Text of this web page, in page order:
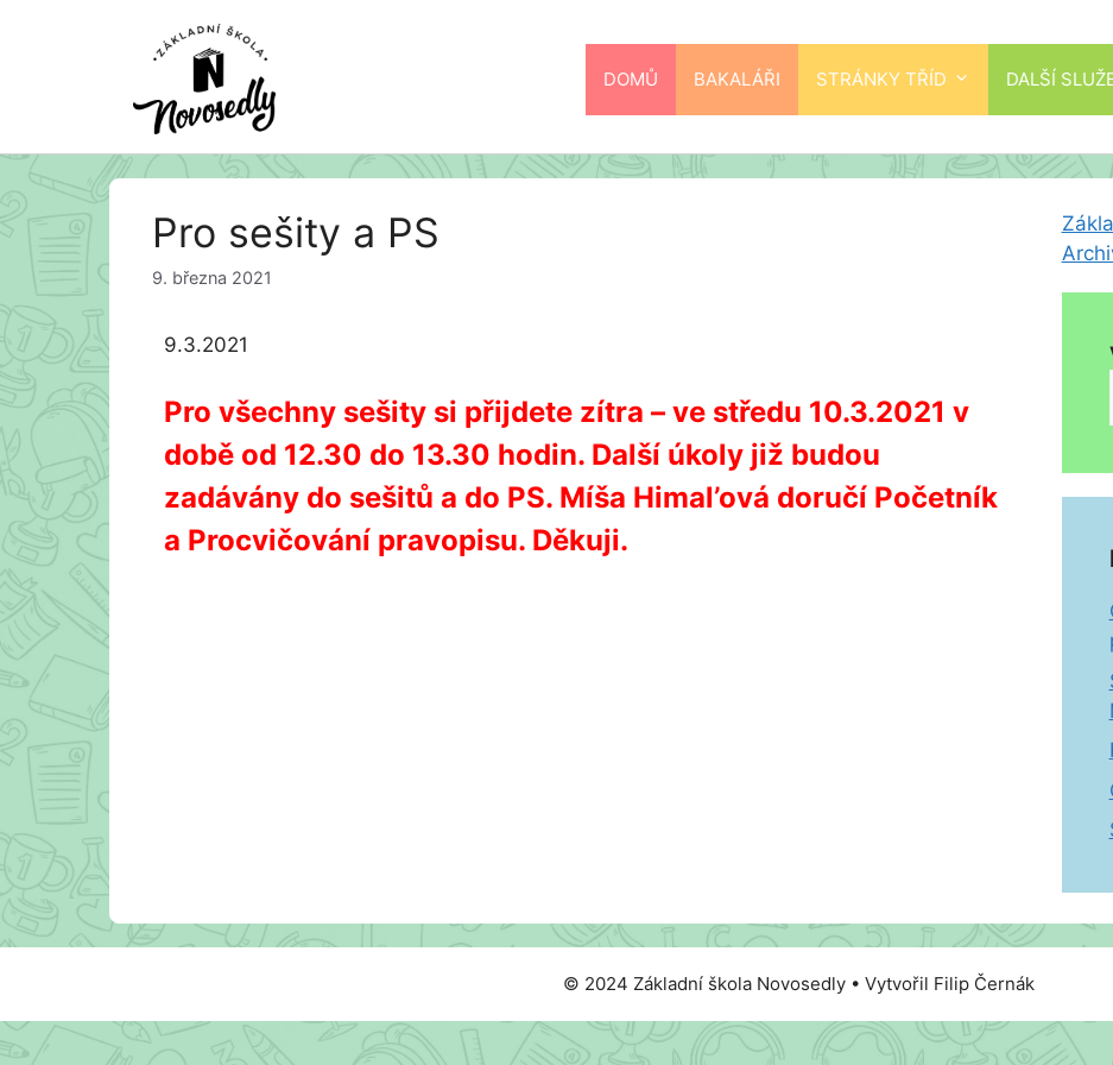
DOMŮ BAKALÁŘI STRÁNKY TŘÍD DALŠÍ
Pro sešity a PS
9. března 2021
9.3.2021
Pro všechny sešity si přijdete zítra – ve středu 10.3.2021 v
době od 12.30 do 13.30 hodin. Další úkoly již budou
zadávány do sešitů a do PS. Míša Himal’ová doručí Početník
a Procvičování pravopisu. Děkuji.
© 2024 Základní škola Novosedly • Vytvořil Filip Černák